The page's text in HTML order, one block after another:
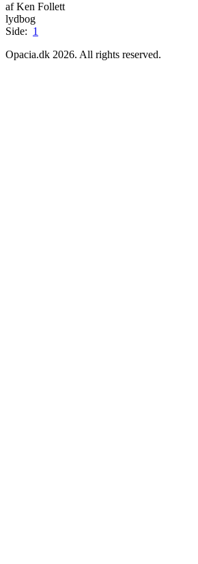
af Ken Follett
lydbog
Side: 1
Opacia.dk 2026. All rights reserved.